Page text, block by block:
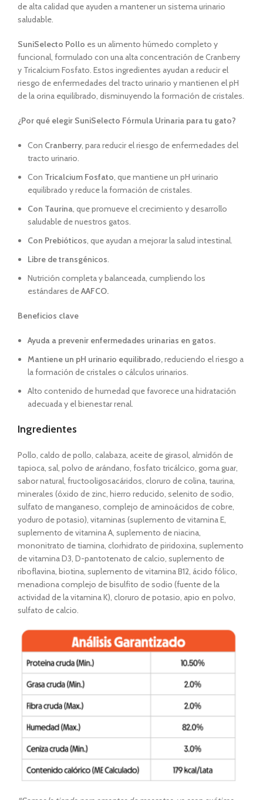
de alta calidad que ayuden a mantener un sistema urinario
saludable.
SuniSelecto Pollo es un alimento húmedo completo y
funcional, formulado con una alta concentración de Cranberry
y Tricalcium Fosfato. Estos ingredientes ayudan a reducir el
riesgo de enfermedades del tracto urinario y mantienen el pH
de la orina equilibrado, disminuyendo la formación de cristales.
¿Por qué elegir SuniSelecto Fórmula Urinaria para tu gato?
Con Cranberry, para reducir el riesgo de enfermedades del
tracto urinario.
Con Tricalcium Fosfato, que mantiene un pH urinario
equilibrado y reduce la formación de cristales.
Con Taurina, que promueve el crecimiento y desarrollo
saludable de nuestros gatos.
Con Prebióticos, que ayudan a mejorar la salud intestinal.
Libre de transgénicos.
Nutrición completa y balanceada, cumpliendo los
estándares deAAFCO.
Beneficios clave
Ayuda a prevenir enfermedades urinarias en gatos.
Mantiene un pH urinario equilibrado,reduciendo el riesgo a
la formación de cristales o cálculos urinarios.
Alto contenido de humedad que favorece una hidratación
adecuada y el bienestar renal.
Ingredientes
Pollo, caldo de pollo, calabaza, aceite de girasol, almidón de
tapioca, sal, polvo de arándano, fosfato tricálcico, goma guar,
sabor natural, fructooligosacáridos, cloruro de colina, taurina,
minerales (óxido de zinc, hierro reducido, selenito de sodio,
sulfato de manganeso, complejo de aminoácidos de cobre,
yoduro de potasio), vitaminas (suplemento de vitamina E,
suplemento de vitamina A, suplemento de niacina,
mononitrato de tiamina, clorhidrato de piridoxina, suplemento
de vitamina D3, D-pantotenato de calcio, suplemento de
riboflavina, biotina, suplemento de vitamina B12, ácido fólico,
menadiona complejo de bisulfito de sodio (fuente de la
actividad de la vitamina K), cloruro de potasio, apio en polvo,
sulfato de calcio.